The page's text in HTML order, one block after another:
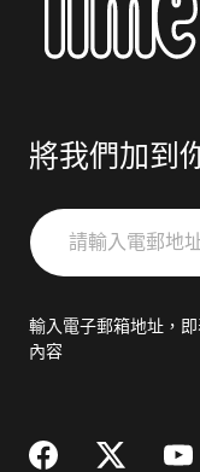
將我們加到
請
輸
郵
輸入電子郵箱地址，
內容